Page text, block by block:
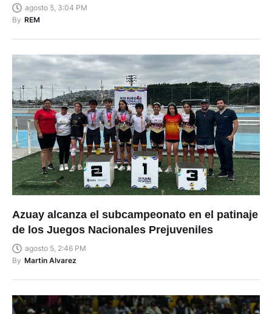
agosto 5, 3:04 PM
By REM
Azuay alcanza el subcampeonato en el patinaje
de los Juegos Nacionales Prejuveniles
agosto 5, 2:46 PM
By Martin Alvarez